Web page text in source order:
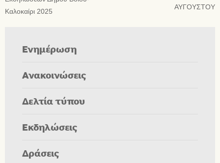
Καλοκαίρι 2025
ΑΥΓΟΥΣΤΟΥ
Ενημέρωση
Ανακοινώσεις
Δελτία τύπου
Εκδηλώσεις
Δράσεις